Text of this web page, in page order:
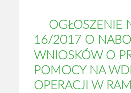
OGŁOSZENIE
16/2017 O
WNIOSKÓW O
POMOCY NA
OPERACJI W